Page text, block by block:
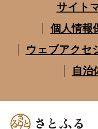
サイト
個人情報
ウェブアクセ
自治